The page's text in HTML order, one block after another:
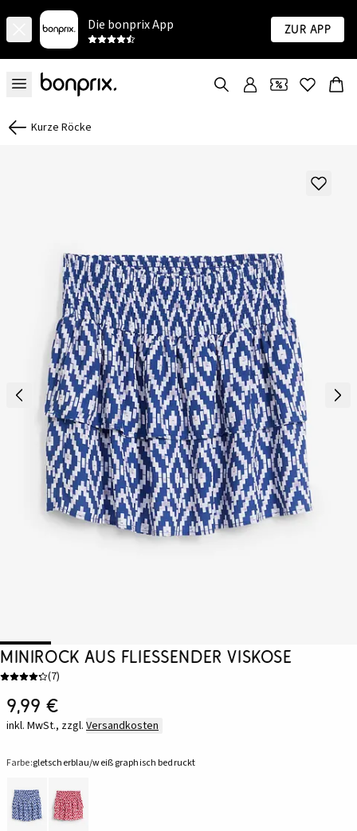
Die bonprix App Zur App
Kurze Röcke
Minirock aus fließender Viskose
(7)
9,99 €
inkl. MwSt., zzgl. Versandkosten
Farbe:gletscherblau/weiß graphisch bedruckt